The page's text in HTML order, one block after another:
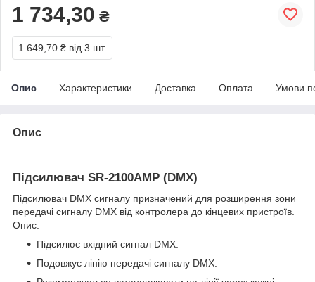
1 734,30 ₴
1 649,70 ₴ від 3 шт.
Опис Характеристики Доставка Оплата Умови
Опис
Підсилювач SR-2100AMP (DMX)
Підсилювач DMX сигналу призначений для розширення зони
передачі сигналу DMX від контролера до кінцевих пристроїв.
Опис:
Підсилює вхідний сигнал DMX.
Подовжує лінію передачі сигналу DMX.